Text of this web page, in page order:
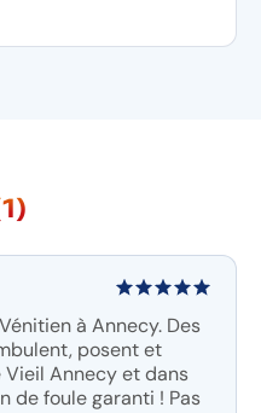
à Annecy. Des
posent et
Annecy et dans
de foule garanti ! Pas